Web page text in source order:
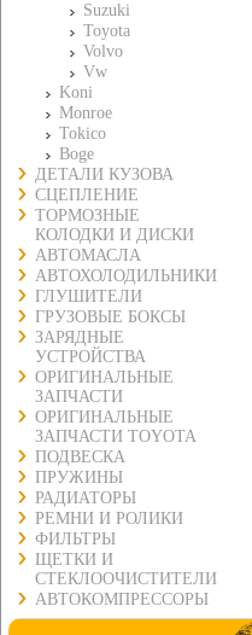
Suzuki
Toyota
Volvo
Vw
Koni
Monroe
Tokico
Boge
ДЕТАЛИ КУЗОВА
СЦЕПЛЕНИЕ
ТОРМОЗНЫЕ
КОЛОДКИ И ДИСКИ
АВТОМАСЛА
АВТОХОЛОДИЛЬНИКИ
ГЛУШИТЕЛИ
ГРУЗОВЫЕ БОКСЫ
ЗАРЯДНЫЕ
УСТРОЙСТВА
ОРИГИНАЛЬНЫЕ
ЗАПЧАСТИ
ОРИГИНАЛЬНЫЕ
ЗАПЧАСТИ TOYOTA
ПОДВЕСКА
ПРУЖИНЫ
РАДИАТОРЫ
РЕМНИ И РОЛИКИ
ФИЛЬТРЫ
ЩЕТКИ И
СТЕКЛООЧИСТИТЕЛИ
АВТОКОМПРЕССОРЫ